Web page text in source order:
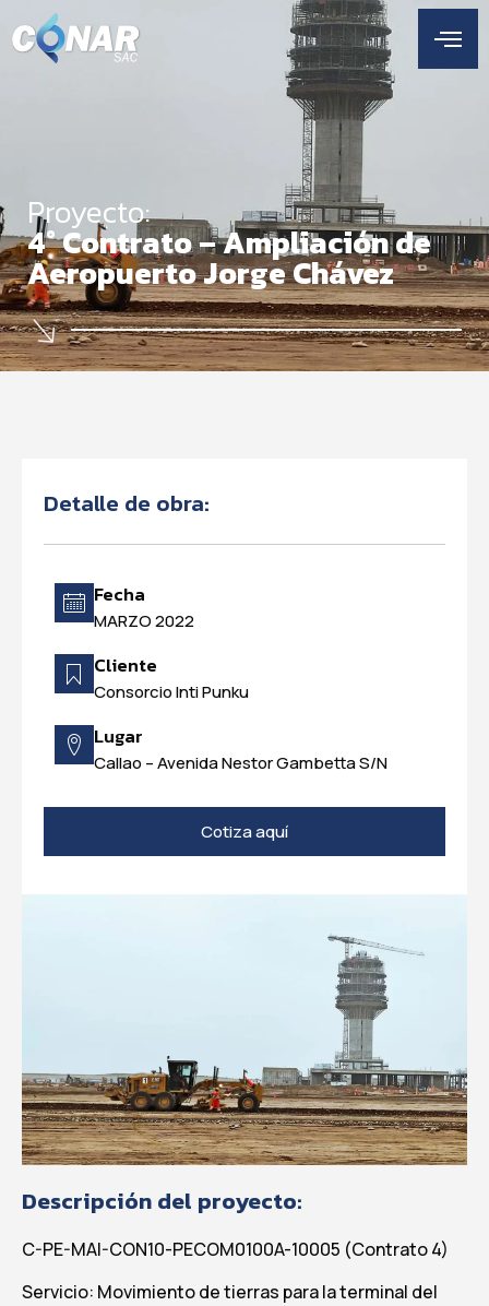
Proyecto:
4° Contrato – Ampliación de
Aeropuerto Jorge Chávez
Detalle de obra:
Fecha
MARZO 2022
Cliente
Consorcio Inti Punku
Lugar
Callao – Avenida Nestor Gambetta S/N
Cotiza aquí
Descripción del proyecto:
C-PE-MAI-CON10-PECOM0100A-10005 (Contrato 4)
Servicio: Movimiento de tierras para la terminal del